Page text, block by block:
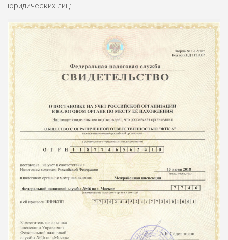
юридических лиц: